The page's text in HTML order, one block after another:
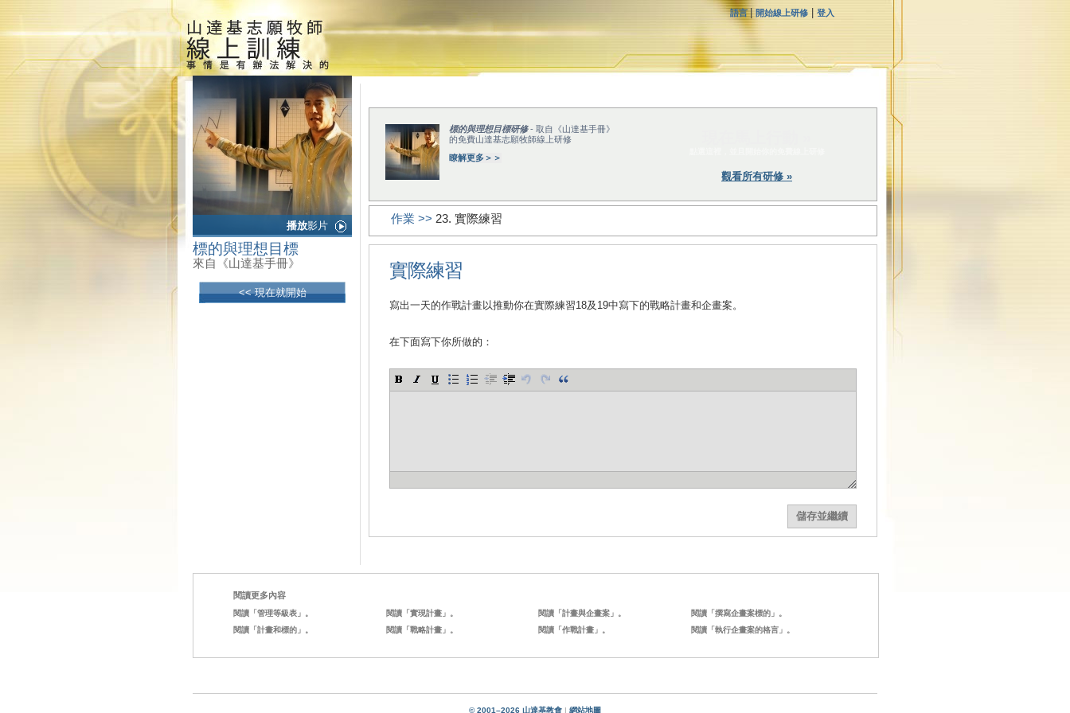
語言| 開始線上研修 登入
播放影片
標的與理想目標
來自《山達基手冊》
<< 現在就開始
標的與理想目標研修- 取自《山達基手冊》
的免費山達基志願牧師線上研修
瞭解更多＞＞
觀看所有研修 »
作業 >> 23. 實際練習
實際練習
寫出一天的作戰計畫以推動你在實際練習18及19中寫下的戰略計畫和企畫案。
在下面寫下你所做的：
閱讀更多內容
閱讀「管理等級表」。
閱讀「計畫和標的」。
閱讀「實現計畫」。
閱讀「戰略計畫」。
閱讀「計畫與企畫案」。
閱讀「作戰計畫」。
閱讀「撰寫企畫案標的」。
閱讀「執行企畫案的格言」。
© 2001–2026 山達基教會 | 網站地圖